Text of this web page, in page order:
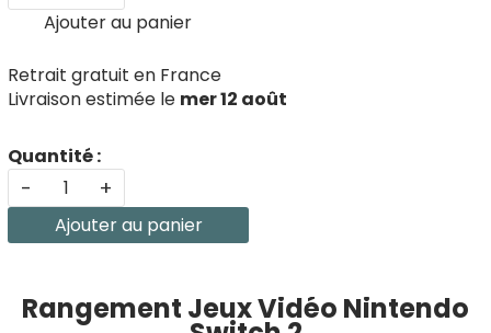
Ajouter au panier
Retrait gratuit en France
Livraison estimée le mer 12 août
Quantité :
- +
Ajouter au panier
Rangement Jeux Vidéo Nintendo